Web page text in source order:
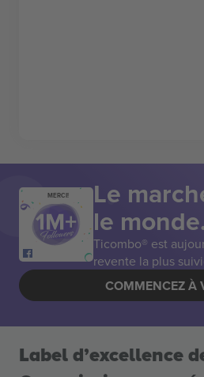
MERCI! Le
le
Ticombo® est
revente la plus
COMMENCEZ À
Label d’excellence